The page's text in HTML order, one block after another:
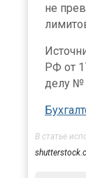
не
РФ от
делу №
В статье